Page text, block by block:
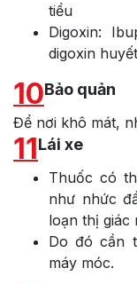
tiểu
Digoxin:
digoxin
10Bảo quản
Để nơi khô mát,
11Lái xe
Thuốc có
như nhức
loạn thị giác
Do đó cần
máy móc.